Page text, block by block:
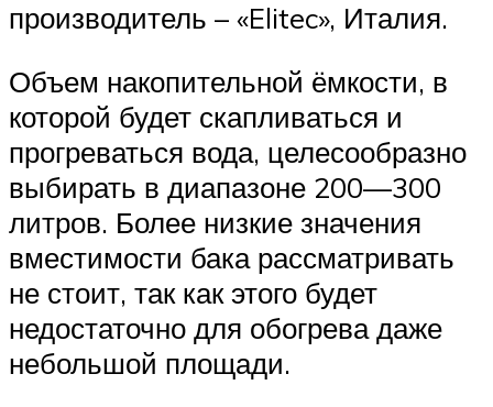
производитель – «Elitec», Италия.
Объем накопительной ёмкости, в
которой будет скапливаться и
прогреваться вода, целесообразно
выбирать в диапазоне 200—300
литров. Более низкие значения
вместимости бака рассматривать
не стоит, так как этого будет
недостаточно для обогрева даже
небольшой площади.